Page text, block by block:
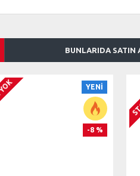
BUNLARIDA SATIN
YENI
-8 %